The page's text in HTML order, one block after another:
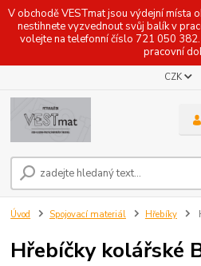
V obchodě VESTmat jsou výdejní místa
nestihnete vyzvednout svůj balík v
volejte na telefonní číslo 721 050
pracovní
CZK
Úvod Spojovací materiál Hřebíky
Hřebíčky kolářské